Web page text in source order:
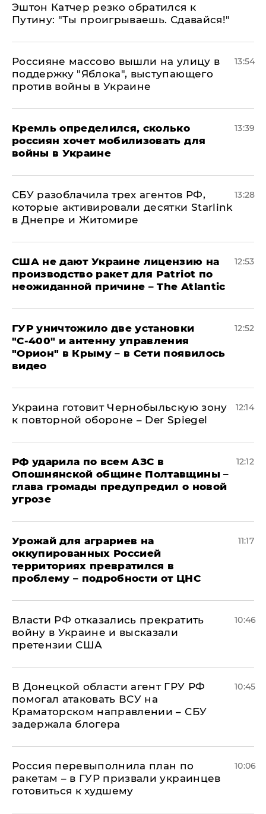
Эштон Катчер резко обратился к
Путину: "Ты проигрываешь. Сдавайся!"
Россияне массово вышли на улицу в
поддержку "Яблока", выступающего
против войны в Украине
13:54
Кремль определился, сколько
россиян хочет мобилизовать для
войны в Украине
13:39
СБУ разоблачила трех агентов РФ,
которые активировали десятки Starlink
в Днепре и Житомире
13:28
США не дают Украине лицензию на
производство ракет для Patriot по
неожиданной причине – The Atlantic
12:53
ГУР уничтожило две установки
"С‑400" и антенну управления
"Орион" в Крыму – в Сети появилось
видео
12:52
Украина готовит Чернобыльскую зону
к повторной обороне – Der Spiegel
12:14
РФ ударила по всем АЗС в
Опошнянской общине Полтавщины –
глава громады предупредил о новой
угрозе
12:12
Урожай для аграриев на
оккупированных Россией
территориях превратился в
проблему – подробности от ЦНС
11:17
Власти РФ отказались прекратить
войну в Украине и высказали
претензии США
10:46
В Донецкой области агент ГРУ РФ
помогал атаковать ВСУ на
Краматорском направлении – СБУ
задержала блогера
10:45
Россия перевыполнила план по
ракетам – в ГУР призвали украинцев
готовиться к худшему
10:06